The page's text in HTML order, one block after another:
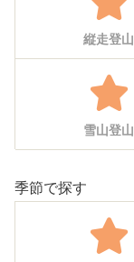
縦走登山
雪山登山
季節で探す